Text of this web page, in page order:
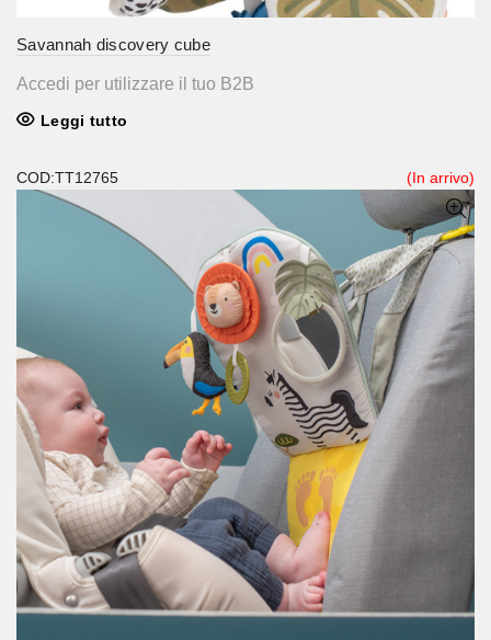
Savannah discovery cube
Accedi per utilizzare il tuo B2B
Leggi tutto
COD:TT12765 (In arrivo)